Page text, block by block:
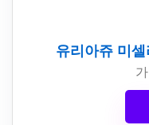
유리아쥬 미